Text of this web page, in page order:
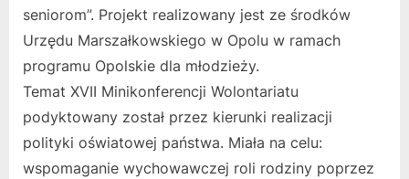
seniorom”. Projekt realizowany jest ze środków
Urzędu Marszałkowskiego w Opolu w ramach
programu Opolskie dla młodzieży.
Temat XVII Minikonferencji Wolontariatu
podyktowany został przez kierunki realizacji
polityki oświatowej państwa. Miała na celu:
wspomaganie wychowawczej roli rodziny poprzez